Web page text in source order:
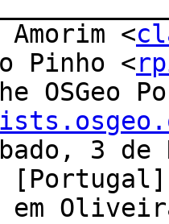
<
Pinho <
OSGeo
3 de
[Portugal]
em